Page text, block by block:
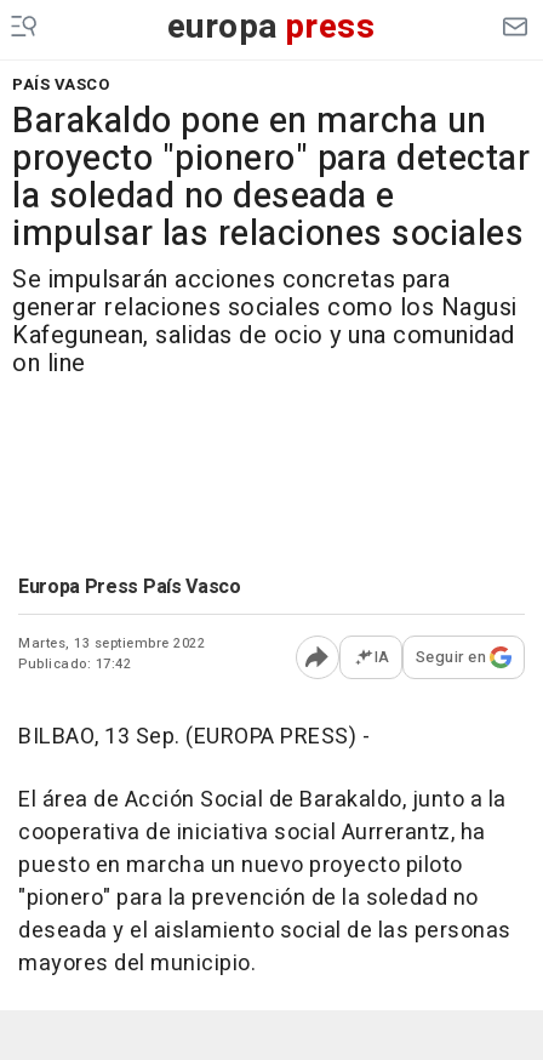
europa press
PAÍS VASCO
Barakaldo pone en marcha un
proyecto "pionero" para detectar
la soledad no deseada e
impulsar las relaciones sociales
Se impulsarán acciones concretas para
generar relaciones sociales como los Nagusi
Kafegunean, salidas de ocio y una comunidad
on line
Europa Press País Vasco
Martes, 13 septiembre 2022
Publicado: 17:42
Abrir opciones para
IA Seguir en
BILBAO, 13 Sep. (EUROPA PRESS) -
El área de Acción Social de Barakaldo, junto a la
cooperativa de iniciativa social Aurrerantz, ha
puesto en marcha un nuevo proyecto piloto
"pionero" para la prevención de la soledad no
deseada y el aislamiento social de las personas
mayores del municipio.